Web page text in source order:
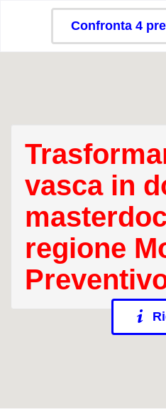
Confronta 4
vasca in
regione